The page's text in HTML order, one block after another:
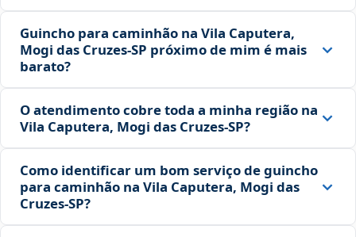
Guincho para caminhão na Vila Caputera,
Mogi das Cruzes‑SP próximo de mim é mais
barato?
O atendimento cobre toda a minha região na
Vila Caputera, Mogi das Cruzes‑SP?
Como identificar um bom serviço de guincho
para caminhão na Vila Caputera, Mogi das
Cruzes‑SP?